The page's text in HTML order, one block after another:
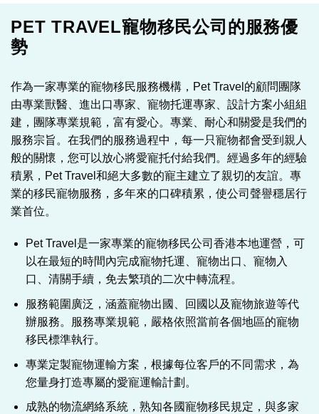
PET TRAVEL寵物移民公司的服務優
勢
作為一家專業的寵物移民服務機構，Pet Travel的顧問團隊
由專業獸醫、進出口專家、寵物托運專家、設計方案小組組
建，團隊專業規範，富有愛心。專業、耐心和關愛是我們的
服務宗旨。在我們的服務過程中，每一只寵物都會受到親人
般的關懷，您可以放心將愛寵托付給我們。經過多年的經驗
積累，Pet Travel和絕大多數的寵主建立了親切的友誼。專
業的移民寵物服務，多年來的口碑積累，使公司聲譽穩居行
業首位。
Pet Travel是一家專業的寵物移民公司香港本地運營，可
以在最短的時間內完成寵物托運、寵物出口、寵物入
口、清關手續，免去繁瑣的二次中轉流程。
服務範圍廣泛，涵蓋寵物出國、回國以及寵物旅遊等代
辦服務。服務專業規範，嚴格依照當前各個地區的寵物
移民標準執行。
專業定製寵物運輸方案，根據每位客戶的不同需求，為
您量身打造專屬的愛寵運輸計劃。
成熟的物流網絡系統，熟知各國寵物移民規定，與多家